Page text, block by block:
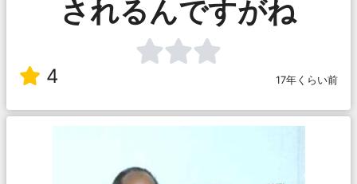
されるんですがね
4 17年くらい前